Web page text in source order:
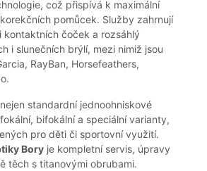
což přispívá k maximální
pomůcek. Služby zahrnují
kontaktních čoček a rozsáhlý
i slunečních brýlí, mezi nimiž jsou
RayBan, Horsefeathers,
standardní jednoohniskové
bifokální a speciální varianty,
pro děti či sportovní využití.
Bory je kompletní servis, úpravy
těch s titanovými obrubami.